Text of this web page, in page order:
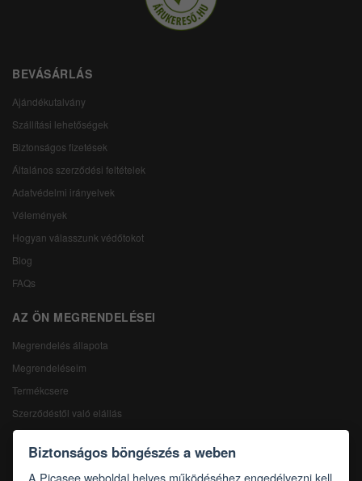
BEVÁSÁRLÁS
Ajándékutalvány
Szállítási lehetőségek
Biztonságos fizetések
Általános szerződési feltételek
Adatvédelmi irányelvek
Vélemények
Hogyan válasszunk védőtokot
Blog
FAQs
AZ ÖN MEGRENDELÉSEI
Megrendelés állapota
Megrendeléseim
Termékcsere
Szerződéstől való elállás
Reklamáció
Biztonságos böngészés a weben